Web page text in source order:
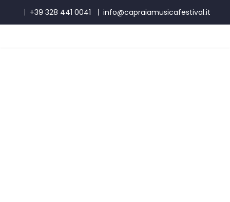
+39 328 441 0041 info@capraiamusicafestival.it